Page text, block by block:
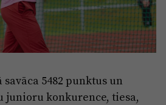
5482 punktus un
konkurence, tiesa,